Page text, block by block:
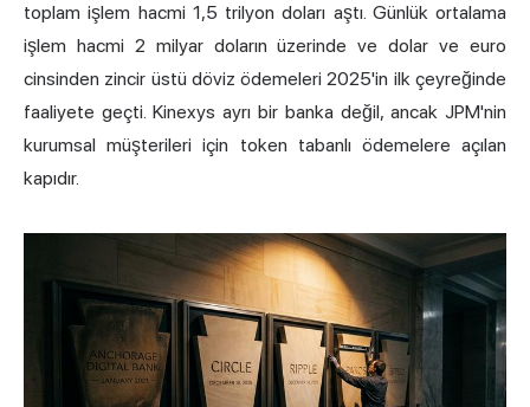
toplam işlem hacmi 1,5 trilyon doları aştı. Günlük ortalama
işlem hacmi 2 milyar doların üzerinde ve dolar ve euro
cinsinden zincir üstü döviz ödemeleri 2025'in ilk çeyreğinde
faaliyete geçti. Kinexys ayrı bir banka değil, ancak JPM'nin
kurumsal müşterileri için token tabanlı ödemelere açılan
kapıdır.